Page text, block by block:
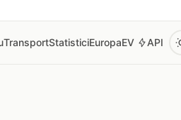
TransportStatisticiEuropaEV API